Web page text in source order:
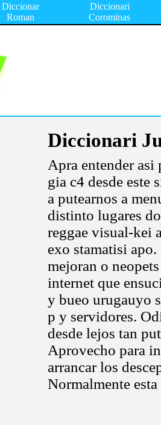
Diccionar
Roman
Diccionari
Corominas
Diccionari
Apra entender asi
gia c4 desde este
a putearnos a
distinto lugares
reggae visual-kei
exo stamatisi
mejoran o
internet que
y bueo urugauyo
p y servidores.
desde lejos tan
Aprovecho para
arrancar los
Normalmente